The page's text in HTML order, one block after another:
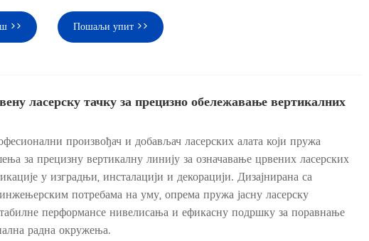
>> Пошаљи упит >>
ласерску тачку за прецизно обележавање вертикалних
произвођач и добављач ласерских алата који пружа
за прецизну вертикалну линију за означавање црвених ласерских
у изградњи, инсталацији и декорацији. Дизајнирана са
потребама на уму, опрема пружа јасну ласерску
перформансе нивелисања и ефикасну подршку за поравнање
радна окружења.